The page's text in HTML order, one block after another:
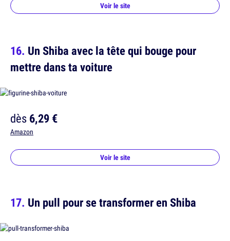
Voir le site
Un Shiba avec la tête qui bouge pour
mettre dans ta voiture
dès6,29 €
Amazon
Voir le site
Un pull pour se transformer en Shiba